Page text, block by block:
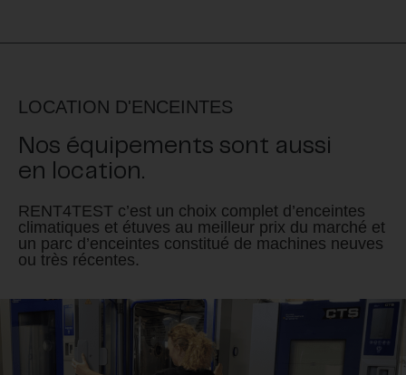
LOCATION D'ENCEINTES
Nos équipements sont aussi
en location.
RENT4TEST c’est un choix complet d’enceintes
climatiques et étuves au meilleur prix du marché et
un parc d’enceintes constitué de machines neuves
ou très récentes.